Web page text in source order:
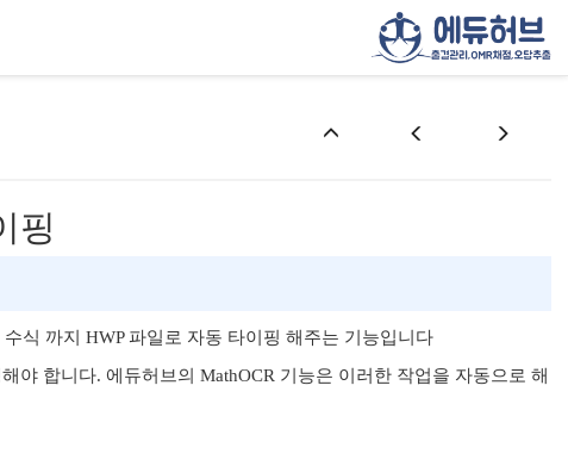
핑
식 까지 HWP 파일로 자동 타이핑 해주는 기능입니다
야 합니다. 에듀허브의 MathOCR 기능은 이러한 작업을 자동으로 해